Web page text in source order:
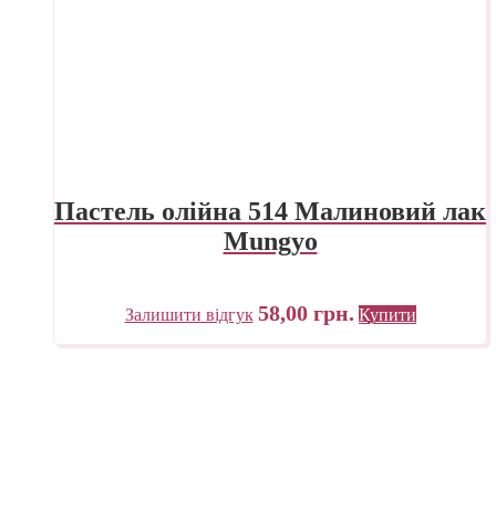
Пастель олійна 514 Малиновий лак
Mungyo
Залишити відгук 58,00 грн. Купити